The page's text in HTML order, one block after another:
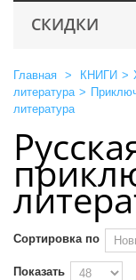
СКИДКИ
Главная > КНИГИ >
литература >
литература
Сортировка по
Показать